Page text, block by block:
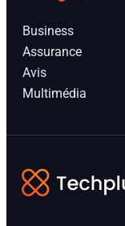
Business
Assurance
Avis
Multimédia